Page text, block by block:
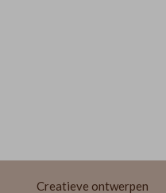
Creatieve ontwerpen